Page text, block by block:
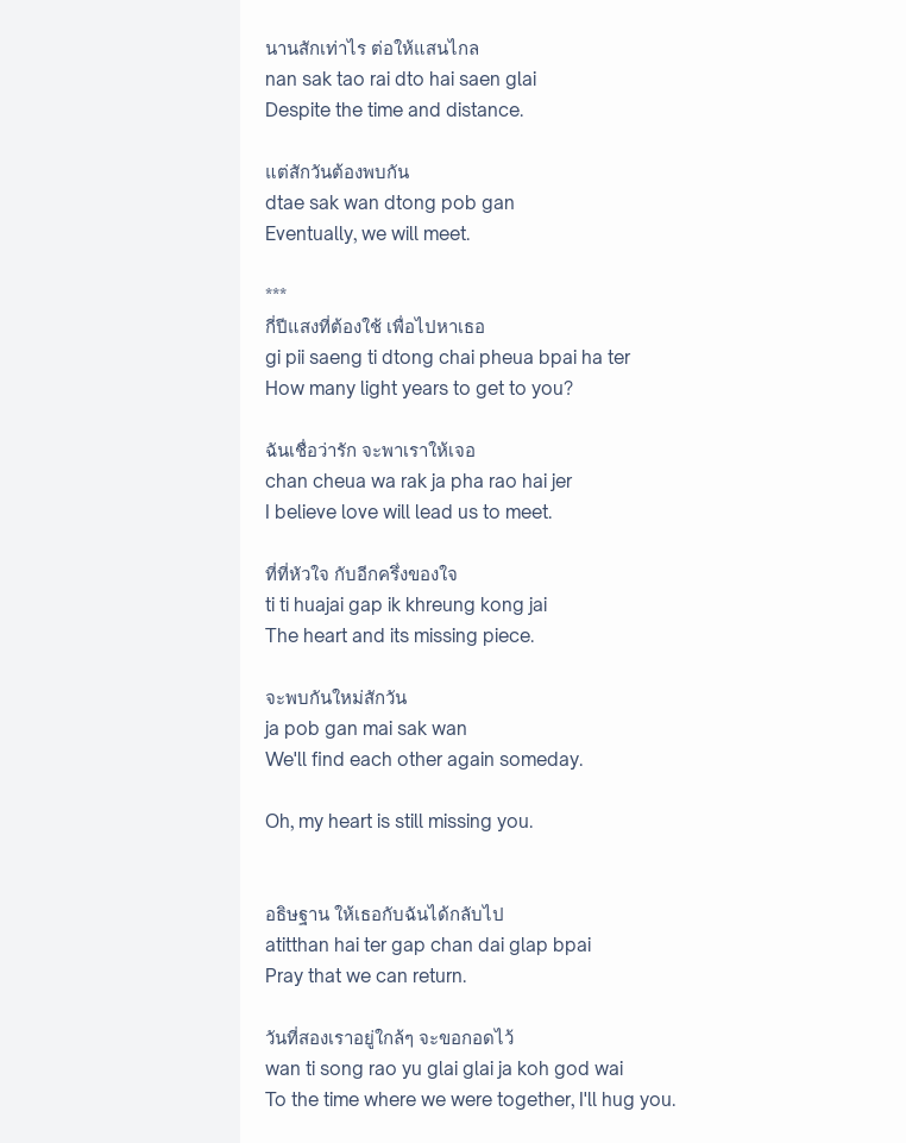
นานสักเท่าไร ต่อให้แสนไกล
nan sak tao rai dto hai saen glai
Despite the time and distance.
แต่สักวันต้องพบกัน
dtae sak wan dtong pob gan
Eventually, we will meet.
***
กี่ปีแสงที่ต้องใช้ เพื่อไปหาเธอ
gi pii saeng ti dtong chai pheua bpai ha ter
How many light years to get to you?
ฉันเชื่อว่ารัก จะพาเราให้เจอ
chan cheua wa rak ja pha rao hai jer
I believe love will lead us to meet.
ที่ที่หัวใจ กับอีกครึ่งของใจ
ti ti huajai gap ik khreung kong jai
The heart and its missing piece.
จะพบกันใหม่สักวัน
ja pob gan mai sak wan
We'll find each other again someday.
Oh, my heart is still missing you.
อธิษฐาน ให้เธอกับฉันได้กลับไป
atitthan hai ter gap chan dai glap bpai
Pray that we can return.
วันที่สองเราอยู่ใกล้ๆ จะขอกอดไว้
wan ti song rao yu glai glai ja koh god wai
To the time where we were together, I'll hug you.